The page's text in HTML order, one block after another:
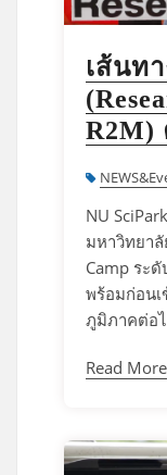
เส้นท
R2M)
NU
มหาวิทยาลั
Camp ระ
พร้อมก่อน
ภูมิภาคต่อ
Read More